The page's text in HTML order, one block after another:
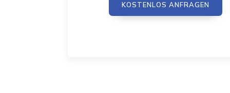
KOSTENLOS ANFRAGEN